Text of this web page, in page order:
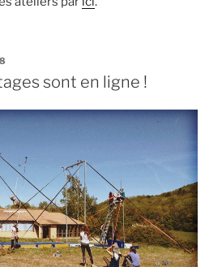
sont en ligne !